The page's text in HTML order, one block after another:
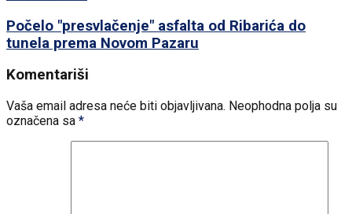
Počelo "presvlačenje" asfalta od Ribarića do
tunela prema Novom Pazaru
Komentariši
Vaša email adresa neće biti objavljivana. Neophodna polja su
označena sa *